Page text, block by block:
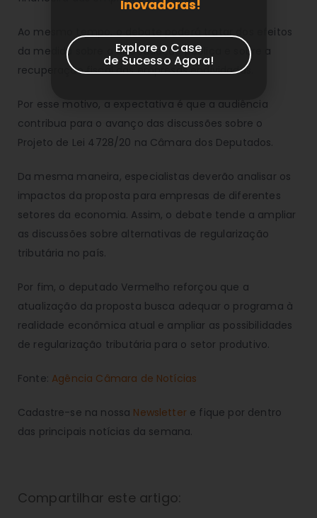
Ao mesmo tempo, o debate poderá tratar dos efeitos
da medida sobre a arrecadação pública e sobre a
recuperação fiscal das empresas endividadas.
Por esse motivo, a expectativa é que a audiência
contribua para o avanço das discussões sobre o
Projeto de Lei 4728/20 na Câmara dos Deputados.
Da mesma maneira, especialistas deverão analisar os
impactos da proposta para empresas de diferentes
setores da economia. Assim, o debate tende a ampliar
as discussões sobre alternativas de regularização
tributária no país.
Por fim, o deputado Vermelho reforçou que a
atualização da proposta busca adequar o programa à
realidade econômica atual e ampliar as possibilidades
de regularização tributária para o setor produtivo.
Fonte: Agência Câmara de Notícias
Cadastre-se na nossa Newslettere fique por dentro
das principais notícias da semana.
Compartilhar este artigo:
Inovadoras!
Explore o Case
de Sucesso Agora!